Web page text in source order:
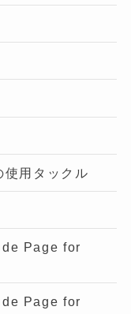
使用タックル
Page for
Page for